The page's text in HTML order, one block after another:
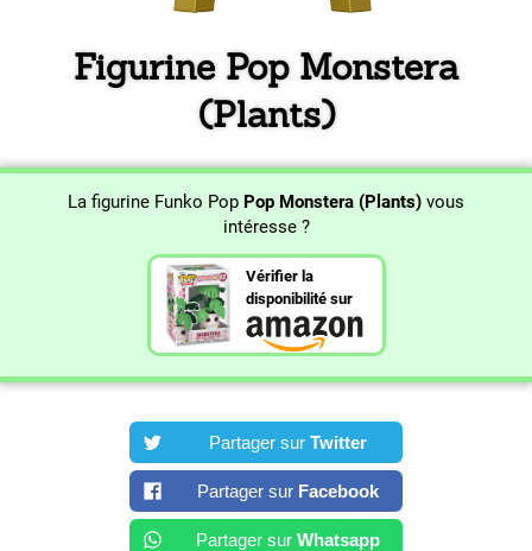
Figurine Pop Monstera
(Plants)
La figurine Funko Pop Pop Monstera (Plants) vous
intéresse ?
Vérifier la
disponibilité sur
Partager sur Twitter
Partager sur Facebook
Partager sur Whatsapp